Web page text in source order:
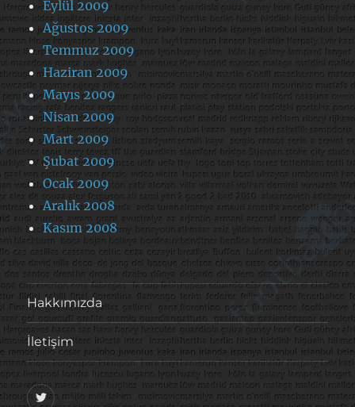
Eylül 2009
Ağustos 2009
Temmuz 2009
Haziran 2009
Mayıs 2009
Nisan 2009
Mart 2009
Şubat 2009
Ocak 2009
Aralık 2008
Kasım 2008
Hakkımızda
İletişim
@footballove